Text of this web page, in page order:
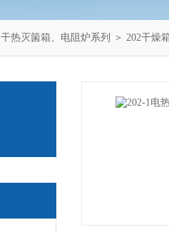
热灭箘箱、电阻炉系列 ＞ 202干燥